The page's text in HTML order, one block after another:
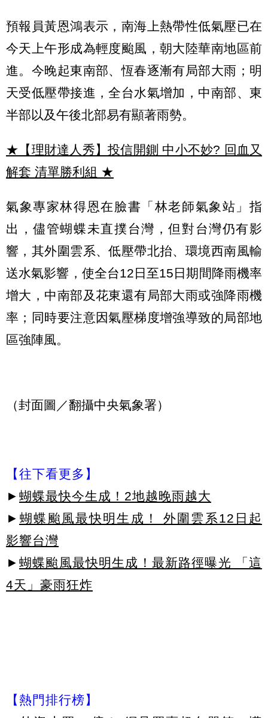
預報員黃恩鴻表示，南海上熱帶性低氣壓已在
今天上午形成為輕度颱風，朝大陸華南地區前
進。今晚起東南部、恆春逐漸有局部大雨；明
天受低壓帶接進，全台水氣增加，中南部、東
半部以及午後北部易有顯著雨勢。
★【理財達人秀】投信開鍘 中小不妙? 回血又
解套 清單勝利組 ★
氣象專家林得恩在臉書「林老師氣象站」指
出，儘管蝴蝶未直撲台灣，但對台灣仍有影
響，其外圍雲系、低壓帶北抬、環境西南風輸
送水氣影響，使全台12日至15日期間降雨機率
增大，中南部及花東還有局部大雨或強降雨機
率；同時要注意因氣壓梯度增強導致的局部地
區強陣風。
（封面圖／翻攝中央氣象署）
【往下看更多】
► 蝴蝶最快今生成！2地越晚雨越大
► 蝴蝶颱風最快明生成！ 外圍雲系12日起
影響台灣
► 蝴蝶颱風最快明生成！最新路徑曝光 「這
4天」豪雨狂炸
【熱門排行榜】